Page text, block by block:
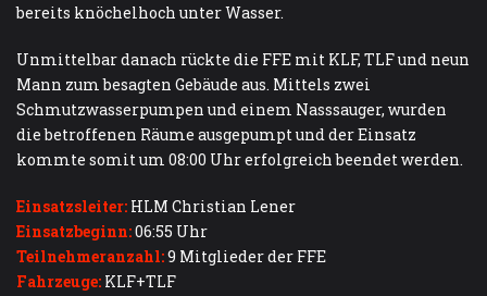
bereits knöchelhoch unter Wasser.
Unmittelbar danach rückte die FFE mit KLF, TLF und neun
Mann zum besagten Gebäude aus. Mittels zwei
Schmutzwasserpumpen und einem Nasssauger, wurden
die betroffenen Räume ausgepumpt und der Einsatz
kommte somit um 08:00 Uhr erfolgreich beendet werden.
Einsatzsleiter: HLM Christian Lener
Einsatzbeginn:06:55 Uhr
Teilnehmeranzahl:9 Mitglieder der FFE
Fahrzeuge: KLF+TLF